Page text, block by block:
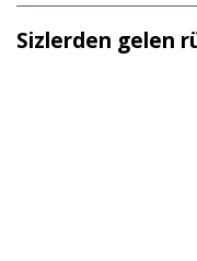
Sizlerden gelen